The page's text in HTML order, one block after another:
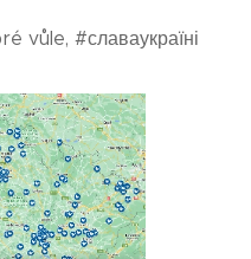
vůle, #славаукраїні